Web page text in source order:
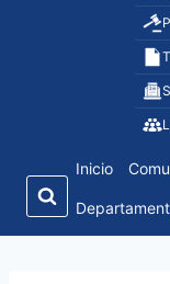
Inicio